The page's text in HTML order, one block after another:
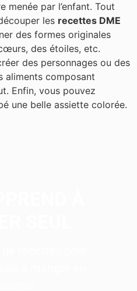
menée par l’enfant. Tout
les recettes DME
des formes originales
des étoiles, etc.
des personnages ou des
aliments composant
Enfin, vous pouvez
une belle assiette colorée.